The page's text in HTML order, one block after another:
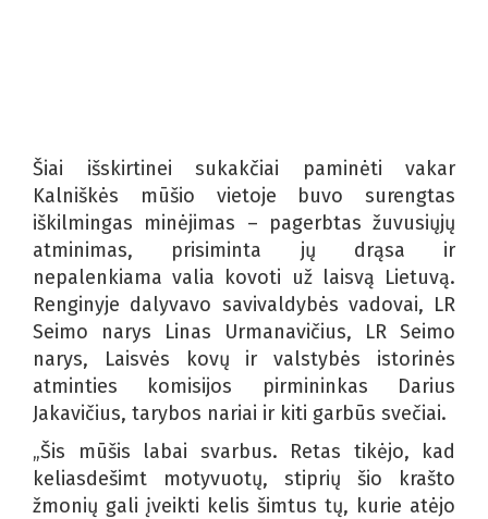
Šiai išskirtinei sukakčiai paminėti vakar
Kalniškės mūšio vietoje buvo surengtas
iškilmingas minėjimas – pagerbtas žuvusiųjų
atminimas, prisiminta jų drąsa ir
nepalenkiama valia kovoti už laisvą Lietuvą.
Renginyje dalyvavo savivaldybės vadovai, LR
Seimo narys Linas Urmanavičius, LR Seimo
narys, Laisvės kovų ir valstybės istorinės
atminties komisijos pirmininkas Darius
Jakavičius, tarybos nariai ir kiti garbūs svečiai.
„Šis mūšis labai svarbus. Retas tikėjo, kad
keliasdešimt motyvuotų, stiprių šio krašto
žmonių gali įveikti kelis šimtus tų, kurie atėjo